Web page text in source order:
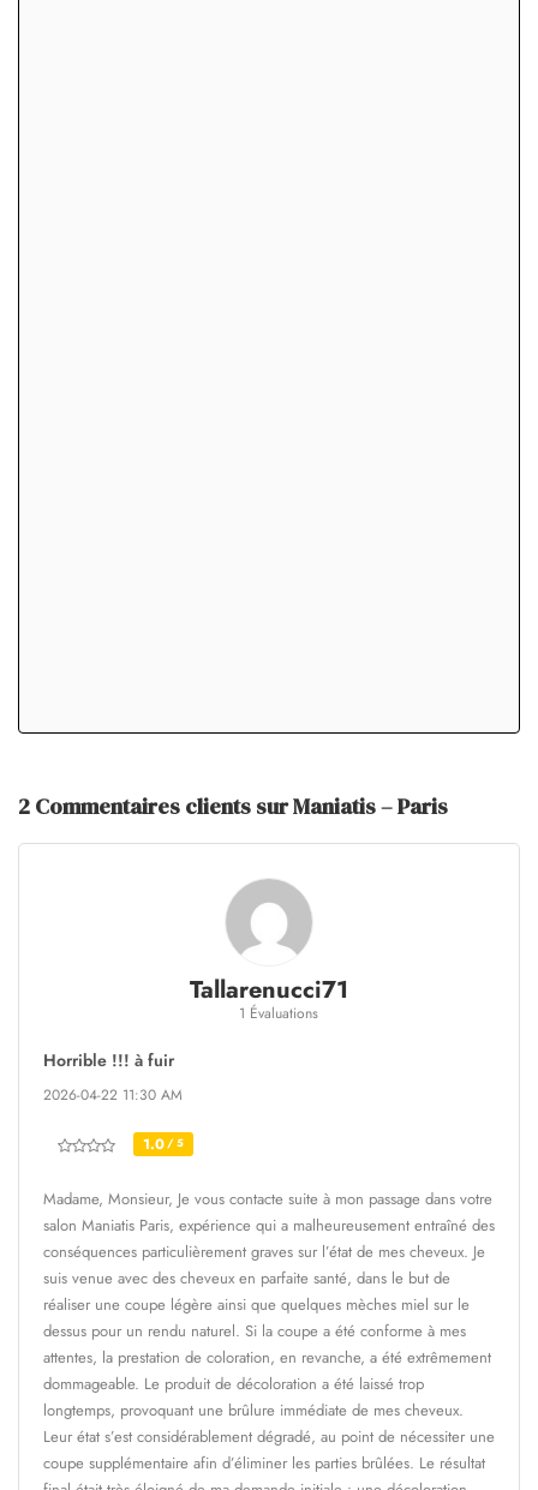
2 Commentaires clients sur Maniatis – Paris
Tallarenucci71
1 Évaluations
Horrible !!! à fuir
2026-04-22 11:30 AM
1.0 / 5
Madame, Monsieur, Je vous contacte suite à mon passage dans votre
salon Maniatis Paris, expérience qui a malheureusement entraîné des
conséquences particulièrement graves sur l’état de mes cheveux. Je
suis venue avec des cheveux en parfaite santé, dans le but de
réaliser une coupe légère ainsi que quelques mèches miel sur le
dessus pour un rendu naturel. Si la coupe a été conforme à mes
attentes, la prestation de coloration, en revanche, a été extrêmement
dommageable. Le produit de décoloration a été laissé trop
longtemps, provoquant une brûlure immédiate de mes cheveux.
Leur état s’est considérablement dégradé, au point de nécessiter une
coupe supplémentaire afin d’éliminer les parties brûlées. Le résultat